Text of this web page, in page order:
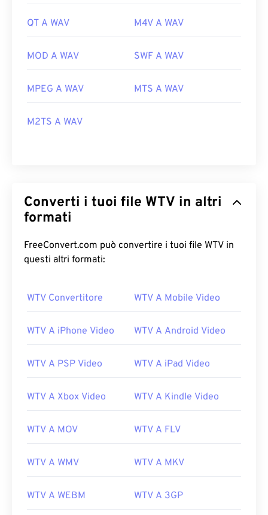
QT A WAV M4V A WAV
MOD A WAV SWF A WAV
MPEG A WAV MTS A WAV
M2TS A WAV
Converti i tuoi file WTV in altri
formati
FreeConvert.com può convertire i tuoi file WTV in
questi altri formati:
WTV Convertitore WTV A Mobile Video
WTV A iPhone Video WTV A Android Video
WTV A PSP Video WTV A iPad Video
WTV A Xbox Video WTV A Kindle Video
WTV A MOV WTV A FLV
WTV A WMV WTV A MKV
WTV A WEBM WTV A 3GP